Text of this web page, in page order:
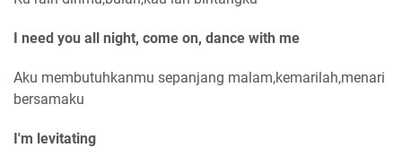
I need you all night, come on, dance with me
Aku membutuhkanmu sepanjang malam,kemarilah,menari
bersamaku
I'm levitating